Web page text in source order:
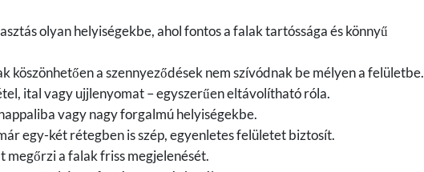
olyan helyiségekbe, ahol fontos a falak tartóssága és könnyű
köszönhetően a szennyeződések nem szívódnak be mélyen a felületbe.
ital vagy ujjlenyomat – egyszerűen eltávolítható róla.
vagy nagy forgalmú helyiségekbe.
egy-két rétegben is szép, egyenletes felületet biztosít.
megőrzi a falak friss megjelenését.